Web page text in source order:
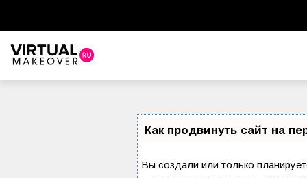
Как продвинуть сайт на
Вы создали или только